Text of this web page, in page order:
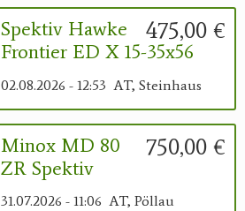
475,00 €
Spektiv Hawke
Frontier ED X 15-35x56
02.08.2026 - 12:53 AT, Steinhaus
750,00 €
Minox MD 80
ZR Spektiv
31.07.2026 - 11:06 AT, Pöllau